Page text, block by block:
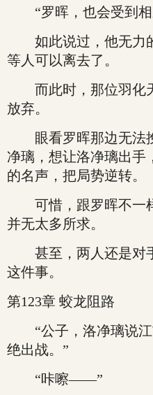
“罗晖，也会受到相
如此说过，他无力
等人可以离去了。
而此时，那位羽化
放弃。
眼看罗晖那边无法
净璃，想让洛净璃出手
的名声，把局势逆转。
可惜，跟罗晖不一
并无太多所求。
甚至，两人还是对
这件事。
第123章 蛟龙阻路
“公子，洛净璃说江
绝出战。”
“咔嚓——”